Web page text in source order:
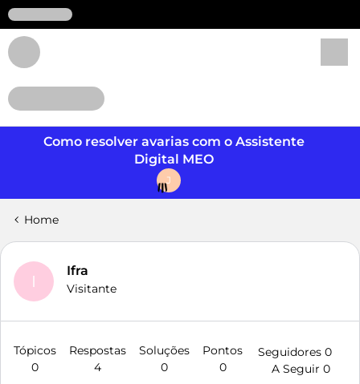
Como resolver avarias com o Assistente
Digital MEO
J
Home
I
Ifra
Visitante
Tópicos
0
Respostas
4
Soluções
0
Pontos
0
Seguidores 0
A Seguir 0